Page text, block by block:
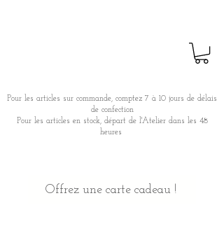
Pour les articles sur commande, comptez 7 à 10 jours de délais
de confection
Pour les articles en stock, départ de l'Atelier dans les 48
heures
Offrez une carte cadeau !